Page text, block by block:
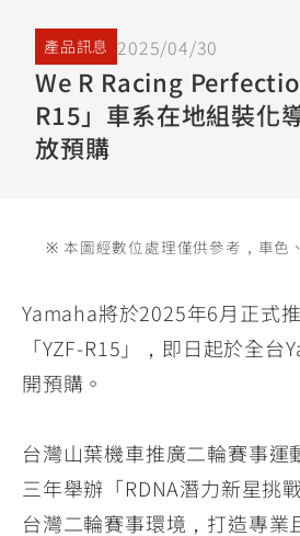
550+
YZF-R3
251~549
YZF-R15
MT-
MT-
03
251~549
NMAX
150
AUGUR
CYGNUS
X
125
150
RS NEO
產品訊息 2025/04/30
We R Racing
R15」車系在地組裝化
放預購
※ 本圖經數位處理僅供參考，車色
Yamaha將於2025年6月正式
「YZF-R15」，即日起於全
開預購。
台灣山葉機車推廣二輪賽事運
三年舉辦「RDNA潛力新星挑
台灣二輪賽事環境，打造專業